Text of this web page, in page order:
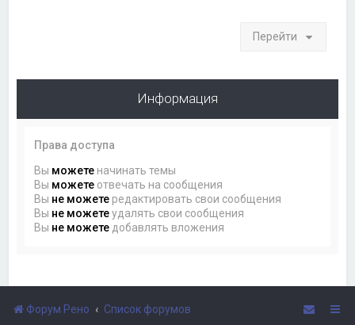
Перейти
Информация
Права доступа
Вы можете начинать темы
Вы можете отвечать на сообщения
Вы не можете редактировать свои сообщения
Вы не можетеудалять свои сообщения
Вы не можете добавлять вложения
Форум Рено Список форумов